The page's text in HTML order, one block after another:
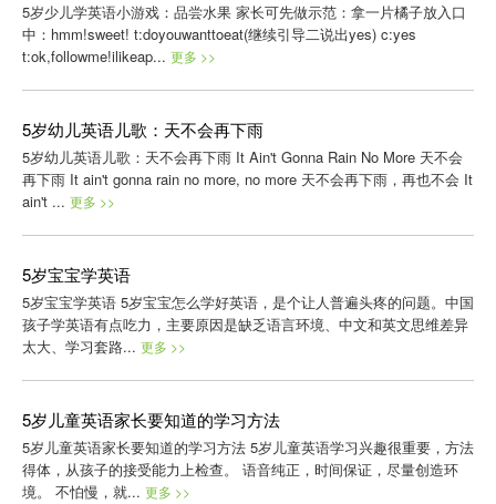
5岁少儿学英语小游戏：品尝水果 家长可先做示范：拿一片橘子放入口
中：hmm!sweet! t:doyouwanttoeat(继续引导二说出yes) c:yes
t:ok,followme!ilikeap... 更多 >>
5岁幼儿英语儿歌：天不会再下雨
5岁幼儿英语儿歌：天不会再下雨 It Ain't Gonna Rain No More 天不会
再下雨 It ain't gonna rain no more, no more 天不会再下雨，再也不会 It
ain't ... 更多 >>
5岁宝宝学英语
5岁宝宝学英语 5岁宝宝怎么学好英语，是个让人普遍头疼的问题。中国
孩子学英语有点吃力，主要原因是缺乏语言环境、中文和英文思维差异
太大、学习套路... 更多 >>
5岁儿童英语家长要知道的学习方法
5岁儿童英语家长要知道的学习方法 5岁儿童英语学习兴趣很重要，方法
得体，从孩子的接受能力上检查。 语音纯正，时间保证，尽量创造环
境。 不怕慢，就... 更多 >>